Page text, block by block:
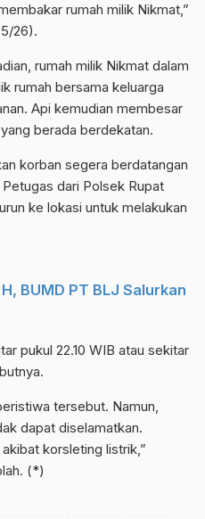
rumah milik Nikmat,”
26).
rumah milik Nikmat dalam
rumah bersama keluarga
Api kemudian membesar
berada berdekatan.
korban segera berdatangan
dari Polsek Rupat
ke lokasi untuk melakukan
BUMD PT BLJ Salurkan
pukul 22.10 WIB atau sekitar
tersebut. Namun,
dapat diselamatkan.
korsleting listrik,”
(*)